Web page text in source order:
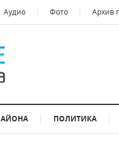
Аудио Фото Архив
ПОЛИТИКА